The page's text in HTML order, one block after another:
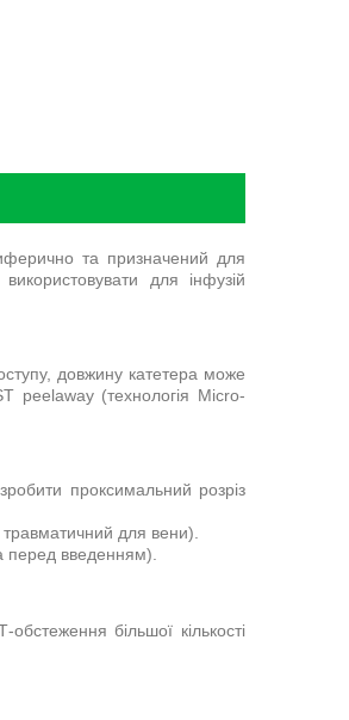
та призначений для
для інфузій
довжину катетера може
peelaway (технологія Micro-
проксимальний розріз
травматичний для вени).
перед введенням).
більшої кількості